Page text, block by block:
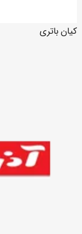
کیان باتری